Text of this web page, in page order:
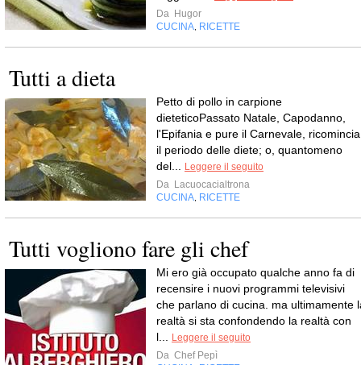
Da Hugor
CUCINA RICETTE
Tutti a dieta
Petto di pollo in carpione
dieteticoPassato Natale, Capodanno,
l'Epifania e pure il Carnevale, ricomincia
il periodo delle diete; o, quantomeno
del...
Leggere il seguito
Da Lacuocacialtrona
CUCINA RICETTE
Tutti vogliono fare gli chef
Mi ero già occupato qualche anno fa di
recensire i nuovi programmi televisivi
che parlano di cucina. ma ultimamente
realtà si sta confondendo la realtà con
l...
Leggere il seguito
Da Chef Pepì